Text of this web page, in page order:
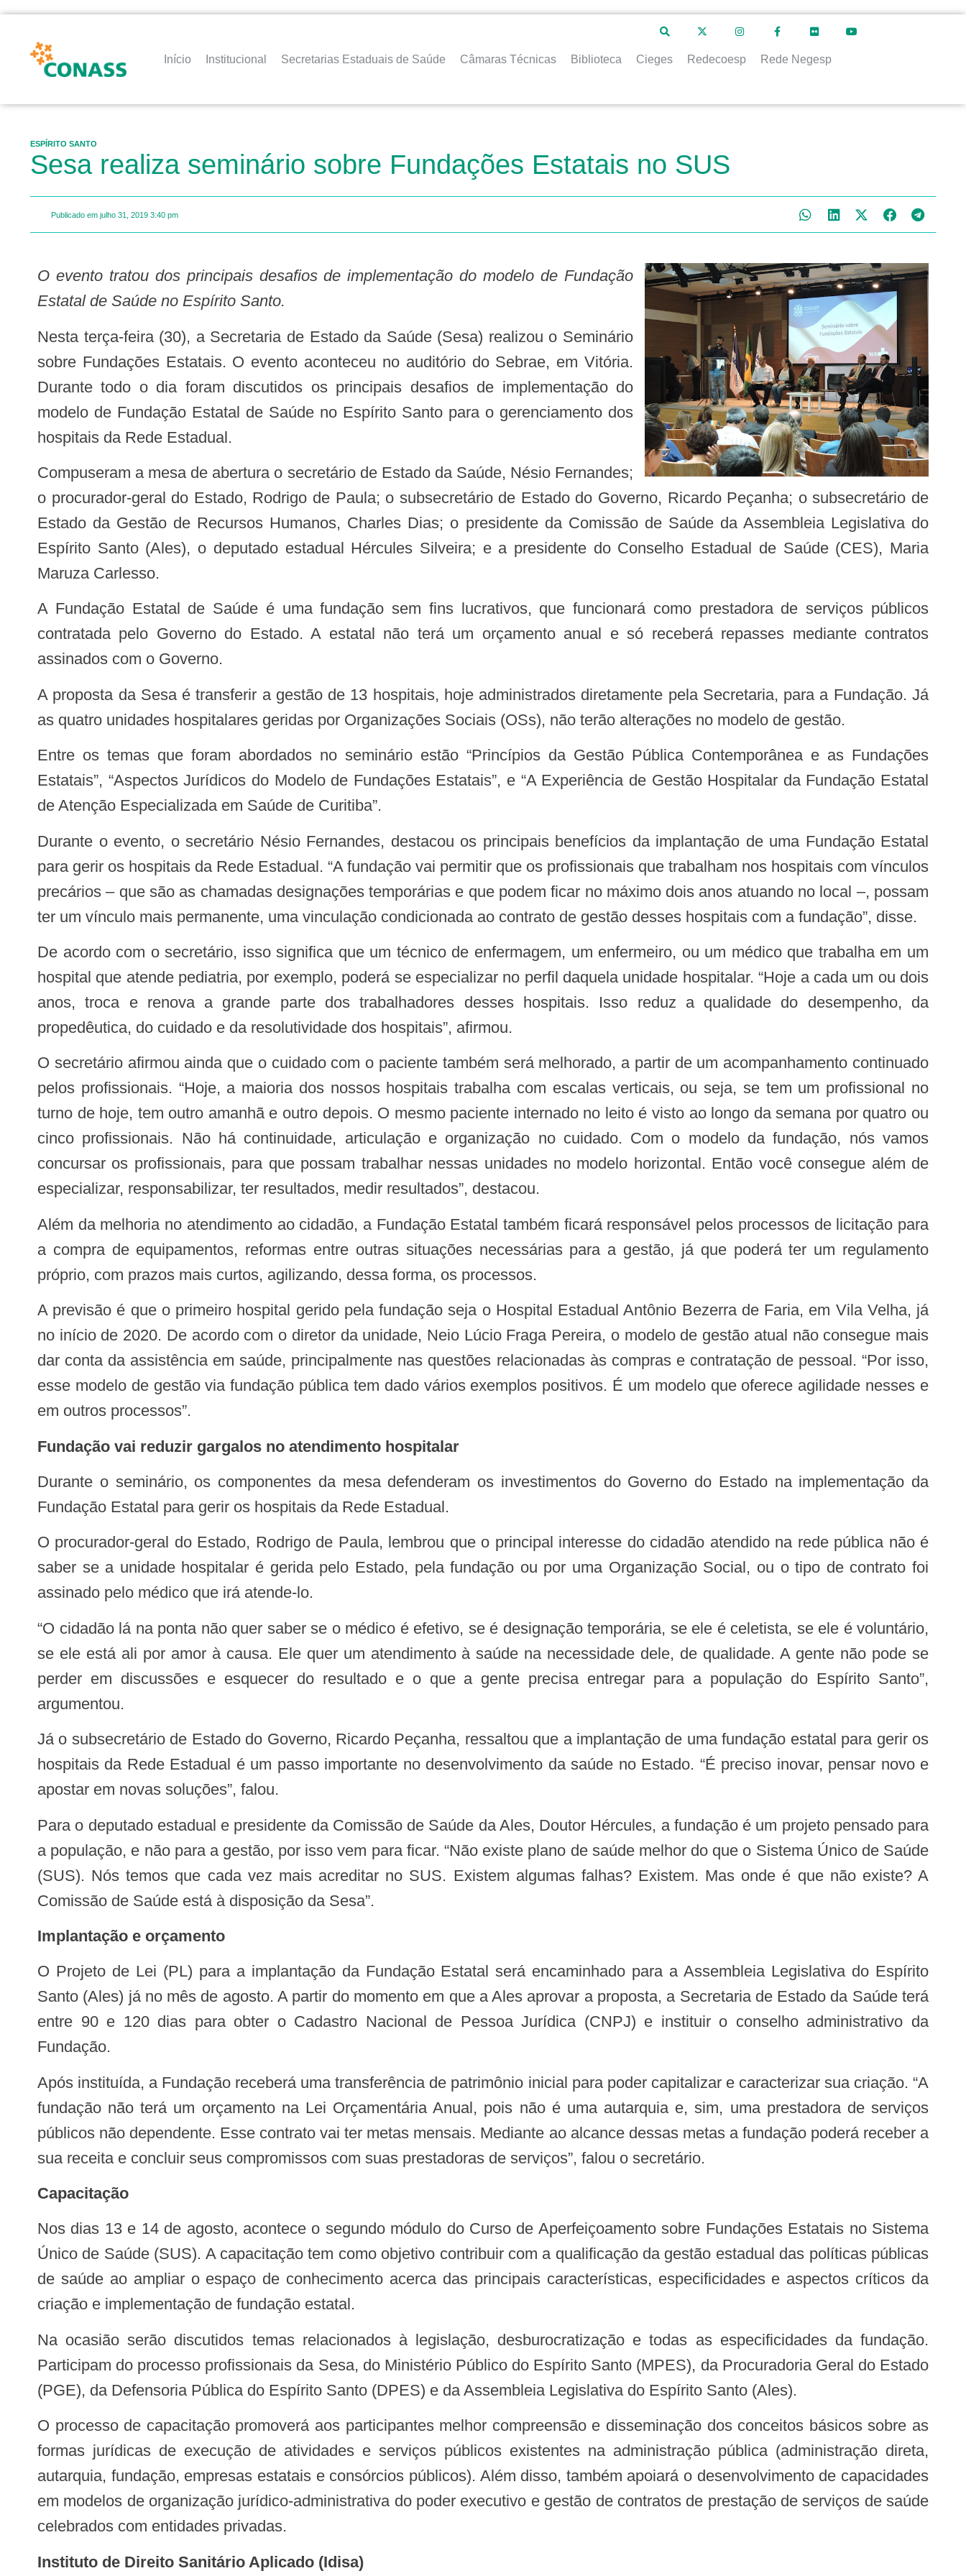
Início Institucional Secretarias Estaduais de Saúde Câmaras Técnicas Biblioteca Cieges Redecoesp Rede Negesp
ESPÍRITO SANTO
Sesa realiza seminário sobre Fundações Estatais no SUS
Publicado em julho 31, 2019 3:40 pm
O evento tratou dos principais desafios de implementação do modelo de Fundação
Estatal de Saúde no Espírito Santo.
Nesta terça-feira (30), a Secretaria de Estado da Saúde (Sesa) realizou o Seminário
sobre Fundações Estatais. O evento aconteceu no auditório do Sebrae, em Vitória.
Durante todo o dia foram discutidos os principais desafios de implementação do
modelo de Fundação Estatal de Saúde no Espírito Santo para o gerenciamento dos
hospitais da Rede Estadual.
Compuseram a mesa de abertura o secretário de Estado da Saúde, Nésio Fernandes;
o procurador-geral do Estado, Rodrigo de Paula; o subsecretário de Estado do Governo, Ricardo Peçanha; o subsecretário de
Estado da Gestão de Recursos Humanos, Charles Dias; o presidente da Comissão de Saúde da Assembleia Legislativa do
Espírito Santo (Ales), o deputado estadual Hércules Silveira; e a presidente do Conselho Estadual de Saúde (CES), Maria
Maruza Carlesso.
A Fundação Estatal de Saúde é uma fundação sem fins lucrativos, que funcionará como prestadora de serviços públicos
contratada pelo Governo do Estado. A estatal não terá um orçamento anual e só receberá repasses mediante contratos
assinados com o Governo.
A proposta da Sesa é transferir a gestão de 13 hospitais, hoje administrados diretamente pela Secretaria, para a Fundação. Já
as quatro unidades hospitalares geridas por Organizações Sociais (OSs), não terão alterações no modelo de gestão.
Entre os temas que foram abordados no seminário estão “Princípios da Gestão Pública Contemporânea e as Fundações
Estatais”, “Aspectos Jurídicos do Modelo de Fundações Estatais”, e “A Experiência de Gestão Hospitalar da Fundação Estatal
de Atenção Especializada em Saúde de Curitiba”.
Durante o evento, o secretário Nésio Fernandes, destacou os principais benefícios da implantação de uma Fundação Estatal
para gerir os hospitais da Rede Estadual. “A fundação vai permitir que os profissionais que trabalham nos hospitais com vínculos
precários – que são as chamadas designações temporárias e que podem ficar no máximo dois anos atuando no local –, possam
ter um vínculo mais permanente, uma vinculação condicionada ao contrato de gestão desses hospitais com a fundação”, disse.
De acordo com o secretário, isso significa que um técnico de enfermagem, um enfermeiro, ou um médico que trabalha em um
hospital que atende pediatria, por exemplo, poderá se especializar no perfil daquela unidade hospitalar. “Hoje a cada um ou dois
anos, troca e renova a grande parte dos trabalhadores desses hospitais. Isso reduz a qualidade do desempenho, da
propedêutica, do cuidado e da resolutividade dos hospitais”, afirmou.
O secretário afirmou ainda que o cuidado com o paciente também será melhorado, a partir de um acompanhamento continuado
pelos profissionais. “Hoje, a maioria dos nossos hospitais trabalha com escalas verticais, ou seja, se tem um profissional no
turno de hoje, tem outro amanhã e outro depois. O mesmo paciente internado no leito é visto ao longo da semana por quatro ou
cinco profissionais. Não há continuidade, articulação e organização no cuidado. Com o modelo da fundação, nós vamos
concursar os profissionais, para que possam trabalhar nessas unidades no modelo horizontal. Então você consegue além de
especializar, responsabilizar, ter resultados, medir resultados”, destacou.
Além da melhoria no atendimento ao cidadão, a Fundação Estatal também ficará responsável pelos processos de licitação para
a compra de equipamentos, reformas entre outras situações necessárias para a gestão, já que poderá ter um regulamento
próprio, com prazos mais curtos, agilizando, dessa forma, os processos.
A previsão é que o primeiro hospital gerido pela fundação seja o Hospital Estadual Antônio Bezerra de Faria, em Vila Velha, já
no início de 2020. De acordo com o diretor da unidade, Neio Lúcio Fraga Pereira, o modelo de gestão atual não consegue mais
dar conta da assistência em saúde, principalmente nas questões relacionadas às compras e contratação de pessoal. “Por isso,
esse modelo de gestão via fundação pública tem dado vários exemplos positivos. É um modelo que oferece agilidade nesses e
em outros processos”.
Fundação vai reduzir gargalos no atendimento hospitalar
Durante o seminário, os componentes da mesa defenderam os investimentos do Governo do Estado na implementação da
Fundação Estatal para gerir os hospitais da Rede Estadual.
O procurador-geral do Estado, Rodrigo de Paula, lembrou que o principal interesse do cidadão atendido na rede pública não é
saber se a unidade hospitalar é gerida pelo Estado, pela fundação ou por uma Organização Social, ou o tipo de contrato foi
assinado pelo médico que irá atende-lo.
“O cidadão lá na ponta não quer saber se o médico é efetivo, se é designação temporária, se ele é celetista, se ele é voluntário,
se ele está ali por amor à causa. Ele quer um atendimento à saúde na necessidade dele, de qualidade. A gente não pode se
perder em discussões e esquecer do resultado e o que a gente precisa entregar para a população do Espírito Santo”,
argumentou.
Já o subsecretário de Estado do Governo, Ricardo Peçanha, ressaltou que a implantação de uma fundação estatal para gerir os
hospitais da Rede Estadual é um passo importante no desenvolvimento da saúde no Estado. “É preciso inovar, pensar novo e
apostar em novas soluções”, falou.
Para o deputado estadual e presidente da Comissão de Saúde da Ales, Doutor Hércules, a fundação é um projeto pensado para
a população, e não para a gestão, por isso vem para ficar. “Não existe plano de saúde melhor do que o Sistema Único de Saúde
(SUS). Nós temos que cada vez mais acreditar no SUS. Existem algumas falhas? Existem. Mas onde é que não existe? A
Comissão de Saúde está à disposição da Sesa”.
Implantação e orçamento
O Projeto de Lei (PL) para a implantação da Fundação Estatal será encaminhado para a Assembleia Legislativa do Espírito
Santo (Ales) já no mês de agosto. A partir do momento em que a Ales aprovar a proposta, a Secretaria de Estado da Saúde terá
entre 90 e 120 dias para obter o Cadastro Nacional de Pessoa Jurídica (CNPJ) e instituir o conselho administrativo da
Fundação.
Após instituída, a Fundação receberá uma transferência de patrimônio inicial para poder capitalizar e caracterizar sua criação. “A
fundação não terá um orçamento na Lei Orçamentária Anual, pois não é uma autarquia e, sim, uma prestadora de serviços
públicos não dependente. Esse contrato vai ter metas mensais. Mediante ao alcance dessas metas a fundação poderá receber a
sua receita e concluir seus compromissos com suas prestadoras de serviços”, falou o secretário.
Capacitação
Nos dias 13 e 14 de agosto, acontece o segundo módulo do Curso de Aperfeiçoamento sobre Fundações Estatais no Sistema
Único de Saúde (SUS). A capacitação tem como objetivo contribuir com a qualificação da gestão estadual das políticas públicas
de saúde ao ampliar o espaço de conhecimento acerca das principais características, especificidades e aspectos críticos da
criação e implementação de fundação estatal.
Na ocasião serão discutidos temas relacionados à legislação, desburocratização e todas as especificidades da fundação.
Participam do processo profissionais da Sesa, do Ministério Público do Espírito Santo (MPES), da Procuradoria Geral do Estado
(PGE), da Defensoria Pública do Espírito Santo (DPES) e da Assembleia Legislativa do Espírito Santo (Ales).
O processo de capacitação promoverá aos participantes melhor compreensão e disseminação dos conceitos básicos sobre as
formas jurídicas de execução de atividades e serviços públicos existentes na administração pública (administração direta,
autarquia, fundação, empresas estatais e consórcios públicos). Além disso, também apoiará o desenvolvimento de capacidades
em modelos de organização jurídico-administrativa do poder executivo e gestão de contratos de prestação de serviços de saúde
celebrados com entidades privadas.
Instituto de Direito Sanitário Aplicado (Idisa)